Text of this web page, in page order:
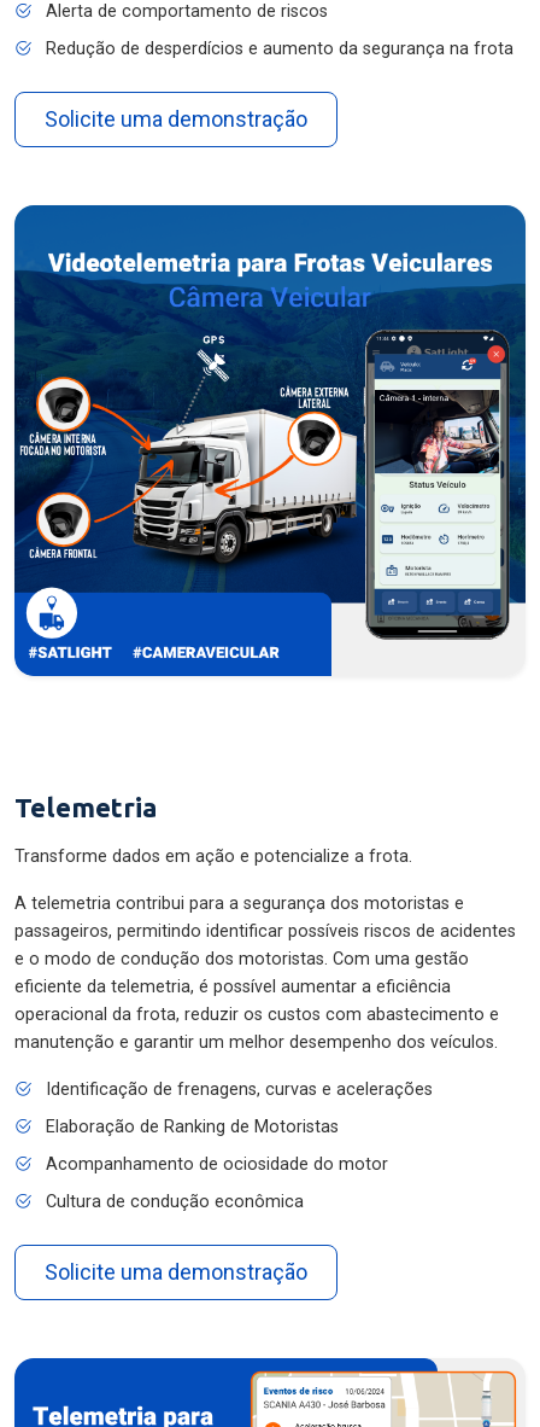
Alerta de comportamento de riscos
Redução de desperdícios e aumento da segurança na frota
Solicite uma demonstração
Telemetria
Transforme dados em ação e potencialize a frota.
A telemetria contribui para a segurança dos motoristas e
passageiros, permitindo identificar possíveis riscos de acidentes
e o modo de condução dos motoristas. Com uma gestão
eficiente da telemetria, é possível aumentar a eficiência
operacional da frota, reduzir os custos com abastecimento e
manutenção e garantir um melhor desempenho dos veículos.
Identificação de frenagens, curvas e acelerações
Elaboração de Ranking de Motoristas
Acompanhamento de ociosidade do motor
Cultura de condução econômica
Solicite uma demonstração